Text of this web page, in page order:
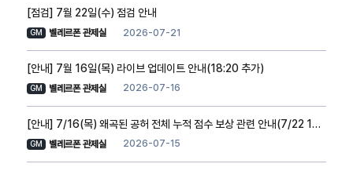
[점검] 7월 22일(수) 점검 안내
GM 벨레르폰 관제실 2026-07-21
[안내] 7월 16일(목) 라이브 업데이트 안내(18:20 추가)
GM 벨레르폰 관제실 2026-07-16
[안내] 7/16(목) 왜곡된 공허 전체 누적 점수 보상 관련 안내(7/22 10:10 추가)
GM 벨레르폰 관제실 2026-07-15